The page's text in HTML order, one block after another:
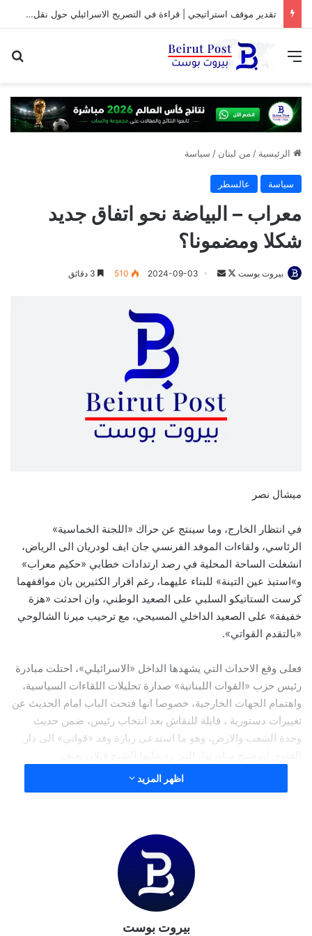
تقدير موقف استراتيجي | قراءة في التصريح الاسرائيلي حول نقل المفاوضات مع لبنان من واشنطن الى روما
القائمة
الرئيسية / من لبنان / سياسة
سياسة عالسطر
معراب – البياضة نحو اتفاق جديد
شكلا ومضمونا؟
بيروت بوست
تابعأرسل 2024-09-03
510
ميشال نصر
في انتظار الخارج، وما سينتج عن حراك «اللجنة الخماسية»
الرئاسي، ولقاءات الموفد الفرنسي جان ايف لودريان الى الرياض،
انشغلت الساحة المحلية في رصد ارتدادات خطابي «حكيم معراب»
و»استيذ عين التينة» للبناء عليهما، رغم اقرار الكثيرين بان مواقفهما
كرست الستاتيكو السلبي على الصعيد الوطني، وان احدثت «هزة
خفيفة» على الصعيد الداخلي المسيحي، مع ترحيب ميرنا الشالوحي
«بالتقدم القواتي».
فعلى وقع الاحداث التي يشهدها الداخل «الاسرائيلي»، احتلت مبادرة
رئيس حزب «القوات اللبنانية» صدارة تحليلات اللقاءات السياسية،
واهتمام الجهات الخارجية، خصوصا انها فتحت الباب امام الحديث عن
تغييرات دستورية ، قابلة للنقاش بعد انتخاب رئيس، ضمن حديث
وحدة الشعب والارض، وهو ما استدعى زيارة وفد «قواتي» الى دار
طهران – واشنطن
الايراني – الاميركي، بعد سلسلة المواقف الاخيرة، تكشف اوساط
ديبلوماسية ان قناة تواصل جديدة بين الطرفين دخلت على الخط، في
موازاة قناتي عمان والدوحة عنوانها بيروت، نجحت في تحقيق بعض
التقدم، خصوصا في مسألة الرد الايراني على «اسرائيل».
وتابعت الاوساط بان هذا الخط تتولاه شخصية شيعية، تعمل بعيدا عن
اظهر المزيد
بيروت بوست